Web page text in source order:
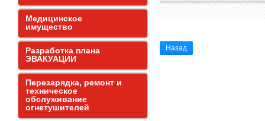
Назад
Медицинское
имущество
Разработка плана
ЭВАКУАЦИИ
Перезарядка, ремонт и
техническое
обслуживание
огнетушителей